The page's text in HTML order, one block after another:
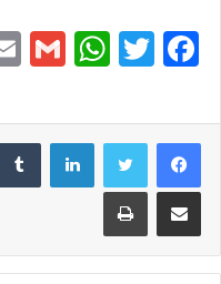
F
c
e
b
o
o
T
itt
er
W
at
s
A
p
G
ai
l
لينكدإن
مشاركة عبر البريد طباعة